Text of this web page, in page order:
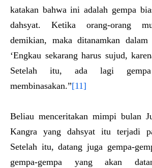
katakan bahwa ini adalah gempa
dahsyat. Ketika orang-orang
demikian, maka ditanamkan
‘Engkau sekarang harus sujud,
Setelah itu, ada lagi
membinasakan.”[11]
Beliau menceritakan mimpi bulan
Kangra yang dahsyat itu terjadi
Setelah itu, datang juga gempa-
gempa-gempa yang akan